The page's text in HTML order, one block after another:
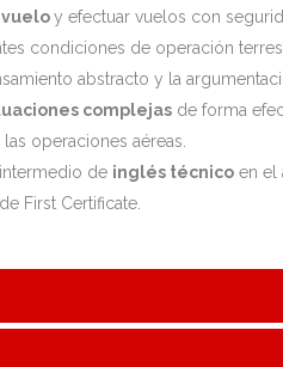
y efectuar vuelos con
condiciones de operación
abstracto y la
complejas de forma
operaciones aéreas.
de inglés técnico en el
First Certificate.